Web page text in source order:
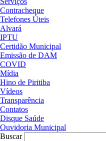
Contracheque
Telefones Úteis
Alvará
IPTU
Certidão Municipal
Emissão de DAM
COVID
Mídia
Hino de Piritiba
Vídeos
Transparência
Contatos
Disque Saúde
Ouvidoria Municipal
Buscar